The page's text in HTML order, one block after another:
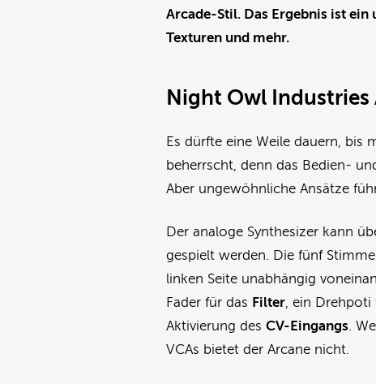
Arcade-Stil. Das Ergebnis ist
Texturen und mehr.
Night Owl Industries
Es dürfte eine Weile dauern, bis
beherrscht, denn das Bedien-
Aber ungewöhnliche Ansätze
Der analoge Synthesizer kann
gespielt werden. Die fünf
linken Seite unabhängig
Fader für das Filter, ein Drehpoti
Aktivierung desCV-Eingangs.
VCAs bietet der Arcane nicht.